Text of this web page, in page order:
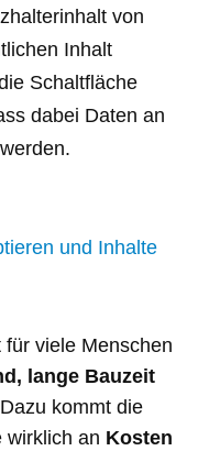
von
Inhalt
Schaltfläche
dabei Daten an
und Inhalte
viele Menschen
lange Bauzeit
kommt die
wirklich an Kosten